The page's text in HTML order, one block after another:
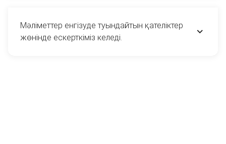
Мәліметтер енгізуде туындайтын қателіктер
жөнінде ескерткіміз келеді.